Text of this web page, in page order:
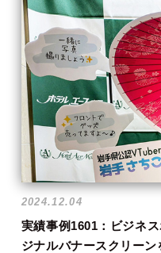
2024.12.04
実績事例1601：ビジネ
ジナルバナースクリーン